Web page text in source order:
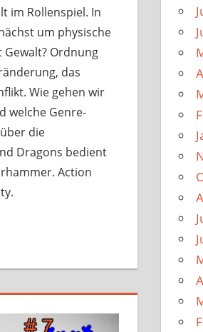
im Rollenspiel. In
um physische
Gewalt? Ordnung
das
Wie gehen wir
welche Genre-
die
Dragons bedient
Action